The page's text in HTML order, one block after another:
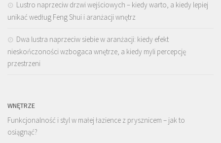
Lustro naprzeciw drzwi wejściowych – kiedy warto, a kiedy lepiej
unikać według Feng Shui i aranżacji wnętrz
Dwa lustra naprzeciw siebie w aranżacji: kiedy efekt
nieskończoności wzbogaca wnętrze, a kiedy myli percepcję
przestrzeni
WNĘTRZE
Funkcjonalność i styl w małej łazience z prysznicem – jak to
osiągnąć?